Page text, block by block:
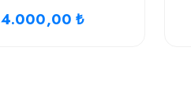
4.000,00 ₺